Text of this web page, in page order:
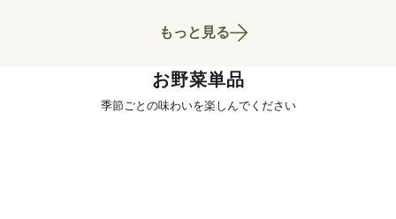
もっと見る
お野菜単品
季節ごとの味わいを楽しんでください